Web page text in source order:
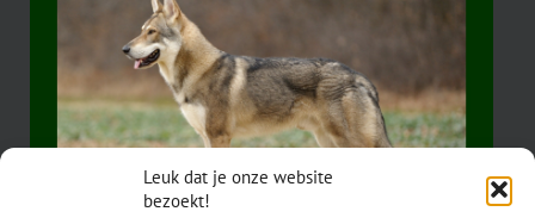
Leuk dat je onze website
bezoekt!